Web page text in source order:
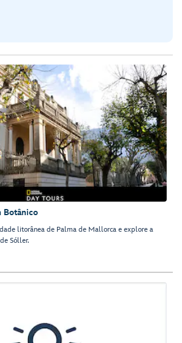
Botânico
litorânea de Palma de Mallorca e explore a
Sóller.